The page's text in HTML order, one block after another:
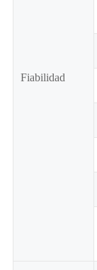
Fiabilidad